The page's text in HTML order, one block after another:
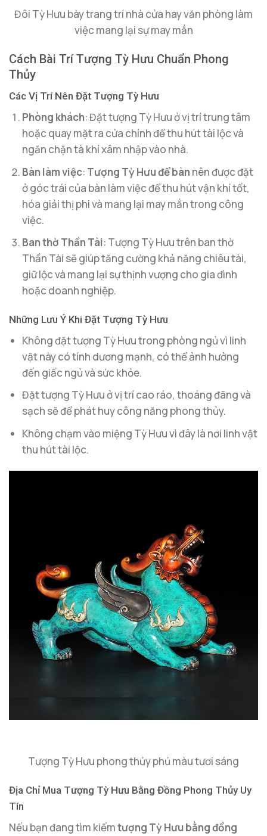
Đôi Tỳ Hưu bày trang trí nhà cửa hay văn phòng làm
việc mang lại sự may mắn
Cách Bài Trí Tượng Tỳ Hưu Chuẩn Phong
Thủy
Các Vị Trí Nên Đặt Tượng Tỳ Hưu
Phòng khách: Đặt tượng Tỳ Hưu ở vị trí trung tâm
hoặc quay mặt ra cửa chính để thu hút tài lộc và
ngăn chặn tà khí xâm nhập vào nhà.
Bàn làm việc: Tượng Tỳ Hưu để bànnên được đặt
ở góc trái của bàn làm việc để thu hút vận khí tốt,
hóa giải thị phi và mang lại may mắn trong công
việc.
Ban thờ Thần Tài: Tượng Tỳ Hưu trên ban thờ
Thần Tài sẽ giúp tăng cường khả năng chiêu tài,
giữ lộc và mang lại sự thịnh vượng cho gia đình
hoặc doanh nghiệp.
Những Lưu Ý Khi Đặt Tượng Tỳ Hưu
Không đặt tượng Tỳ Hưu trong phòng ngủ vì linh
vật này có tính dương mạnh, có thể ảnh hưởng
đến giấc ngủ và sức khỏe.
Đặt tượng Tỳ Hưu ở vị trí cao ráo, thoáng đãng và
sạch sẽ để phát huy công năng phong thủy.
Không chạm vào miệng Tỳ Hưu vì đây là nơi linh vật
thu hút tài lộc.
Tượng Tỳ Hưu phong thủy phủ màu tươi sáng
Địa Chỉ Mua Tượng Tỳ Hưu Bằng Đồng Phong Thủy Uy
Tín
Nếu bạn đang tìm kiếmtượng Tỳ Hưu bằng đồng